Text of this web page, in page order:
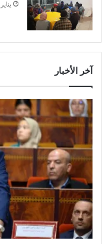
يناير 5, 2019
آخر الأخبار